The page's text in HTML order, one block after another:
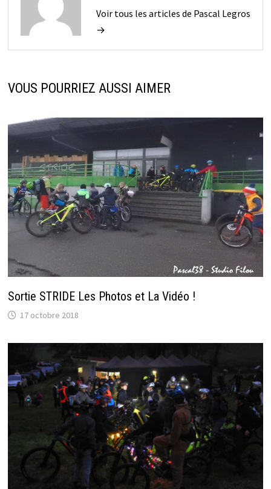
Voir tous les articles de Pascal Legros
→
VOUS POURRIEZ AUSSI AIMER
Sortie STRIDE Les Photos et La Vidéo !
17 octobre 2018